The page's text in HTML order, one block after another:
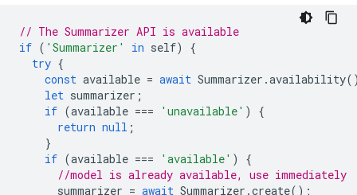
// The Summarizer API is available
if ( 'Summarizer' in self)
{
try {
const available = await Summarizer .availability
let summarizer ;
if (available === 'unavailable' )
{
return null ;
}
if (available === 'available' )
{
//model is already available, use immediately
summarizer = await Summarizer .create();